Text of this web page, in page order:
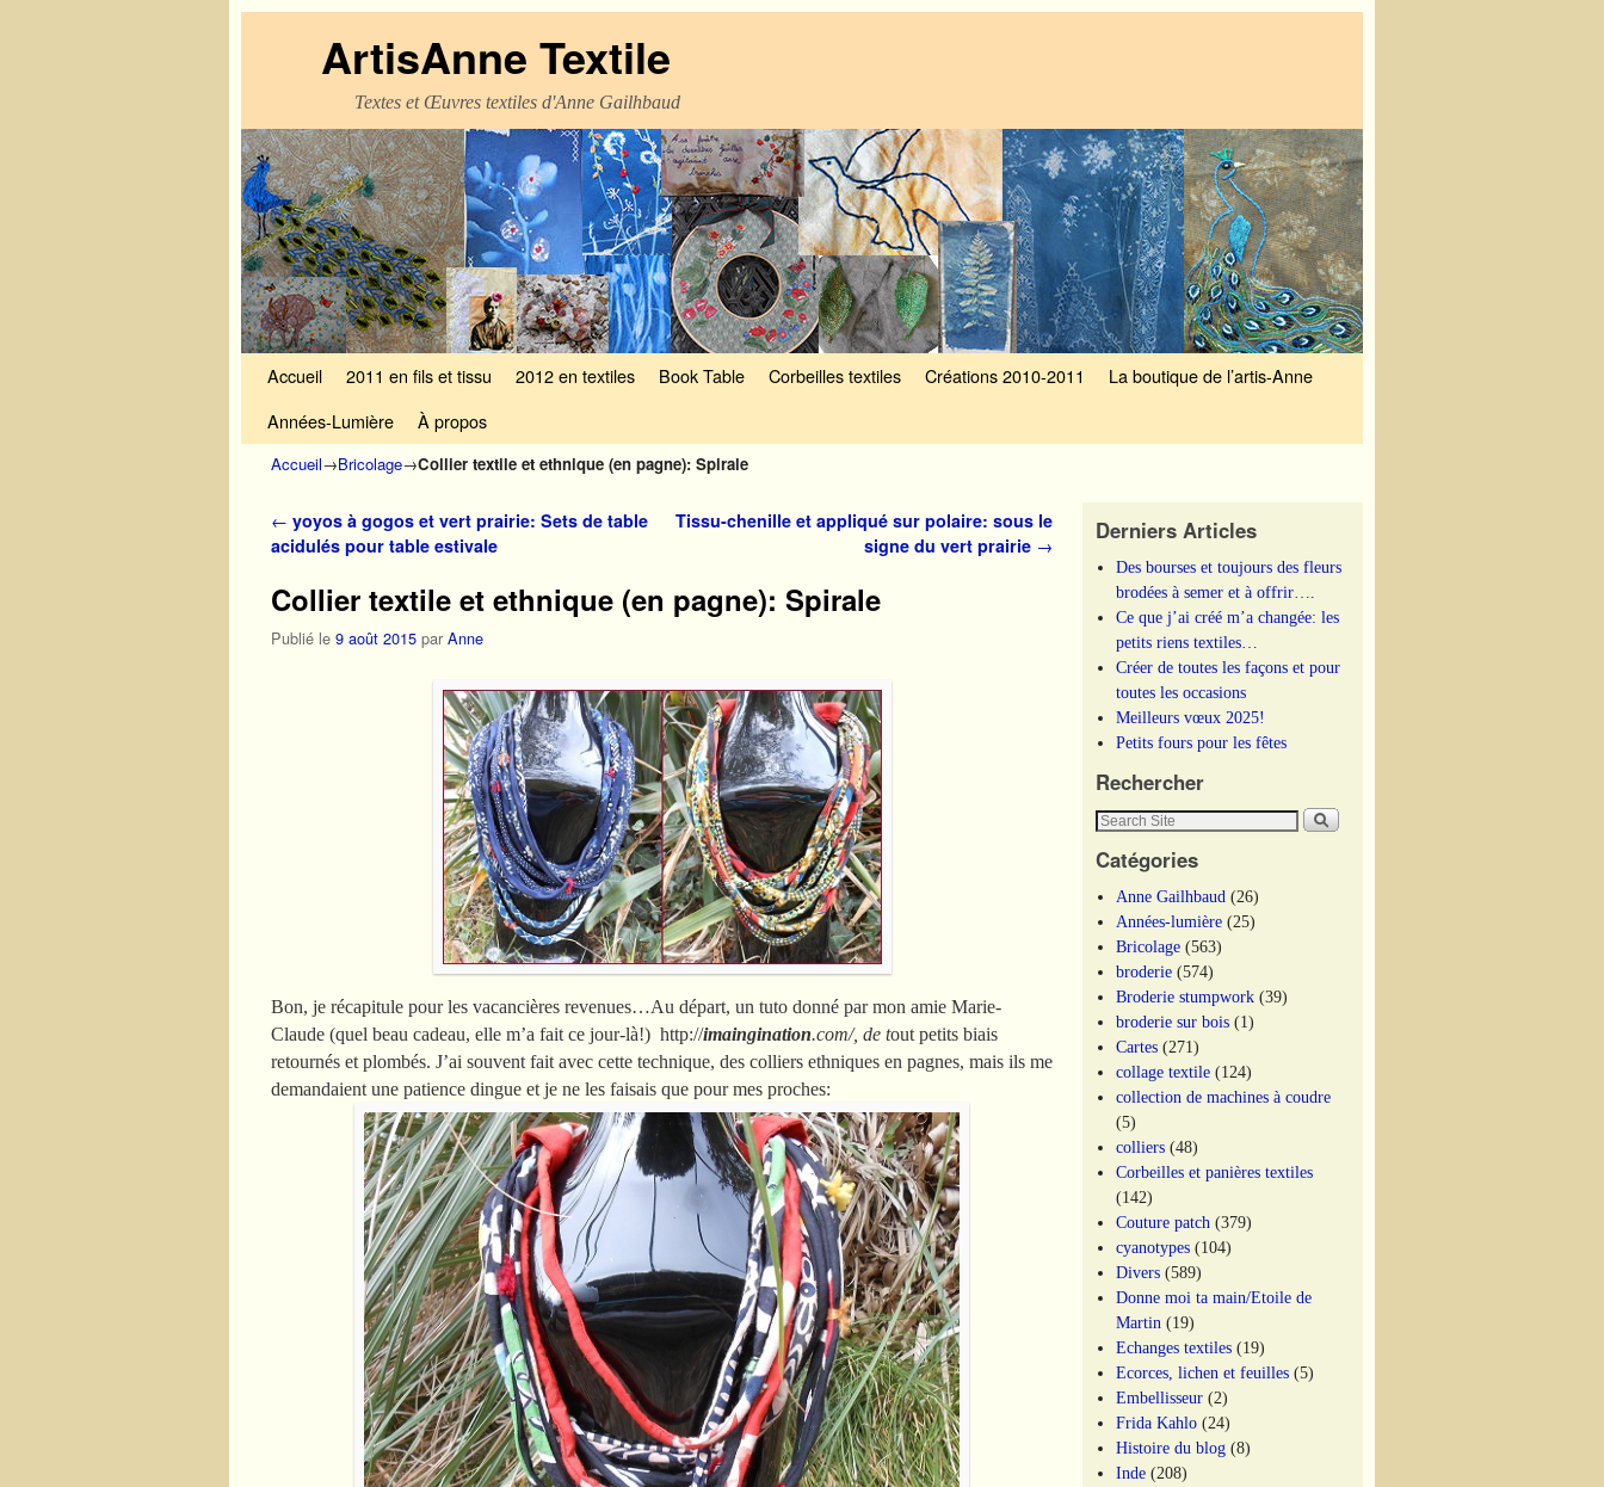
ArtisAnne Textile
Textes et Œuvres textiles d'Anne Gailhbaud
Accueil 2011 en fils et tissu 2012 en textiles Book Table Corbeilles textiles Créations 2010-2011
La boutique de l’artis-Anne
Années-Lumière
À propos
Accueil→Bricolage→Collier textile et ethnique (en pagne): Spirale
Navigation des articles
← yoyos à gogos et vert prairie: Sets de table
acidulés pour table estivale
Tissu-chenille et appliqué sur polaire: sous le
signe du vert prairie →
Collier textile et ethnique (en pagne): Spirale
Publié le 9 août 2015 par Anne
Bon, je récapitule pour les vacancières revenues…Au départ, un tuto donné par mon amie Marie-
Claude (quel beau cadeau, elle m’a fait ce jour-là!) http://imaingination.com/, de tout petits biais
retournés et plombés. J’ai souvent fait avec cette technique, des colliers ethniques en pagnes, mais ils me
demandaient une patience dingue et je ne les faisais que pour mes proches:
Derniers Articles
Des bourses et toujours des fleurs
brodées à semer et à offrir….
Ce que j’ai créé m’a changée: les
petits riens textiles…
Créer de toutes les façons et pour
toutes les occasions
Meilleurs vœux 2025!
Petits fours pour les fêtes
Rechercher
Catégories
Anne Gailhbaud (26)
Années-lumière (25)
Bricolage (563)
broderie (574)
Broderie stumpwork (39)
broderie sur bois (1)
Cartes (271)
collage textile (124)
collection de machines à coudre
(5)
colliers (48)
Corbeilles et panières textiles
(142)
Couture patch (379)
cyanotypes (104)
Divers (589)
Donne moi ta main/Etoile de
Martin (19)
Echanges textiles (19)
Ecorces, lichen et feuilles (5)
Embellisseur (2)
Frida Kahlo (24)
Histoire du blog (8)
Inde (208)